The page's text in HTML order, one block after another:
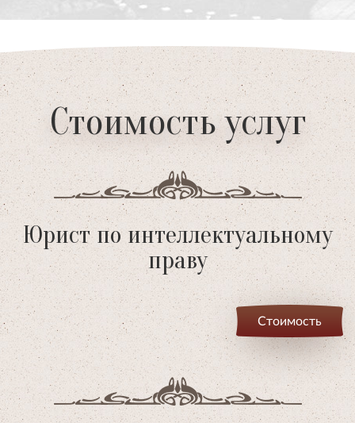
Стоимость услуг
Юрист по интеллектуальному
праву
Стоимость